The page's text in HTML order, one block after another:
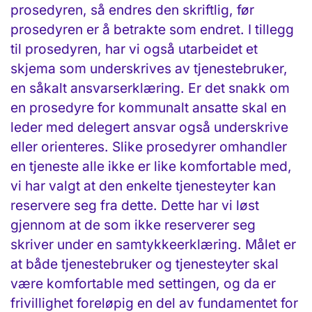
prosedyren, så endres den skriftlig, før
prosedyren er å betrakte som endret. I tillegg
til prosedyren, har vi også utarbeidet et
skjema som underskrives av tjenestebruker,
en såkalt ansvarserklæring. Er det snakk om
en prosedyre for kommunalt ansatte skal en
leder med delegert ansvar også underskrive
eller orienteres. Slike prosedyrer omhandler
en tjeneste alle ikke er like komfortable med,
vi har valgt at den enkelte tjenesteyter kan
reservere seg fra dette. Dette har vi løst
gjennom at de som ikke reserverer seg
skriver under en samtykkeerklæring. Målet er
at både tjenestebruker og tjenesteyter skal
være komfortable med settingen, og da er
frivillighet foreløpig en del av fundamentet for